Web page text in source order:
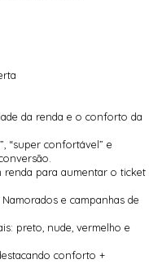
da renda e o conforto da
“super confortável” e
renda para aumentar o ticket
e campanhas de
preto, nude, vermelho e
conforto +